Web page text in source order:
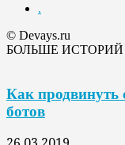
.
© Devays.ru
БОЛЬШЕ ИСТОРИЙ
Как продвинуть
ботов